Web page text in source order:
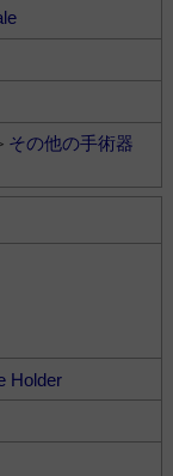
その他の手術器
Holder